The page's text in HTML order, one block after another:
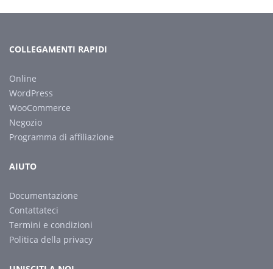
COLLEGAMENTI RAPIDI
Online
WordPress
WooCommerce
Negozio
Programma di affiliazione
AIUTO
Documentazione
Contattateci
Termini e condizioni
Politica della privacy